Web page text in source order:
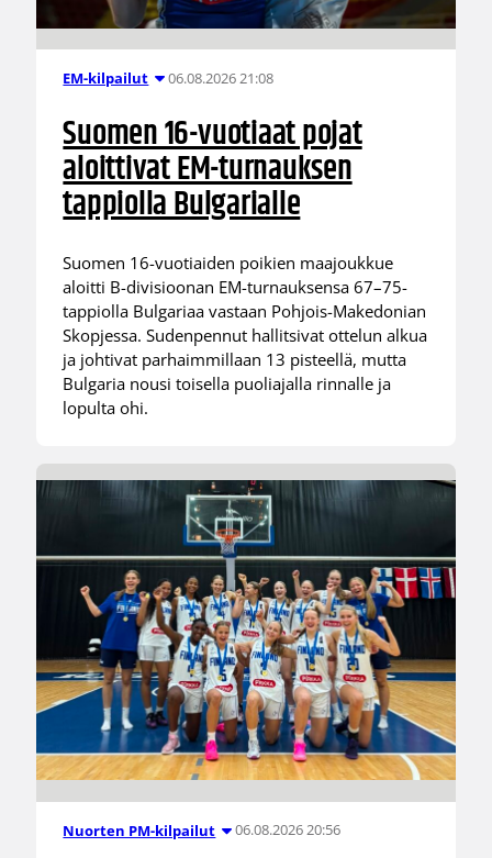
EM-kilpailut 06.08.2026 21:08
Suomen 16-vuotiaat pojat
aloittivat EM-turnauksen
tappiolla Bulgarialle
Suomen 16-vuotiaiden poikien maajoukkue
aloitti B-divisioonan EM-turnauksensa 67–75-
tappiolla Bulgariaa vastaan Pohjois-Makedonian
Skopjessa. Sudenpennut hallitsivat ottelun alkua
ja johtivat parhaimmillaan 13 pisteellä, mutta
Bulgaria nousi toisella puoliajalla rinnalle ja
lopulta ohi.
Nuorten PM-kilpailut 06.08.2026 20:56